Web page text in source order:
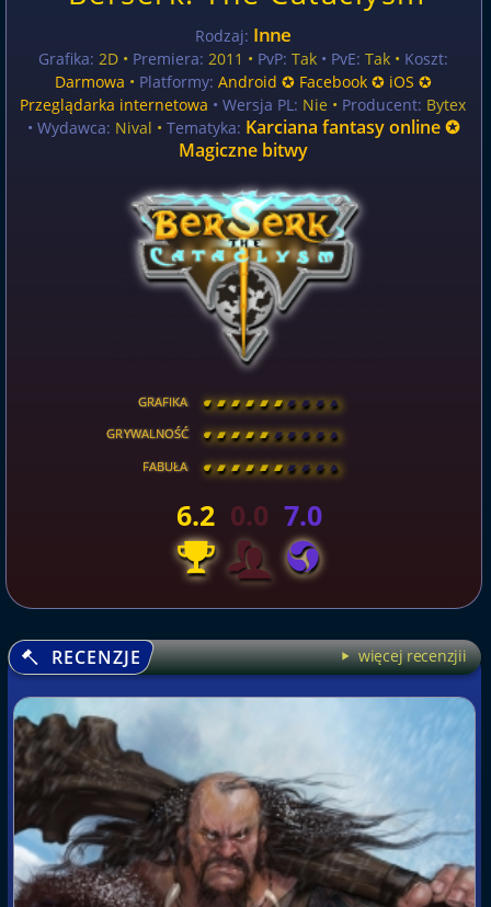
Rodzaj: Inne
Grafika: 2D • Premiera: 2011 • PvP: Tak• PvE: Tak • Koszt:
Darmowa • Platformy: Android ✪ Facebook ✪ iOS ✪
Przeglądarka internetowa • Wersja PL: Nie • Producent: Bytex
• Wydawca: Nival • Tematyka: Karciana fantasy online ✪
Magiczne bitwy
GRAFIKA [ \ \ \ \ \ \ \ \ ]
GRYWALNOŚĆ [ \ \ \ \ \ \ \ \ ]
FABUŁA [ \ \ \ \ \ \ \ \ ]
6.2 0.0 7.0
RECENZJE więcej recenzjii